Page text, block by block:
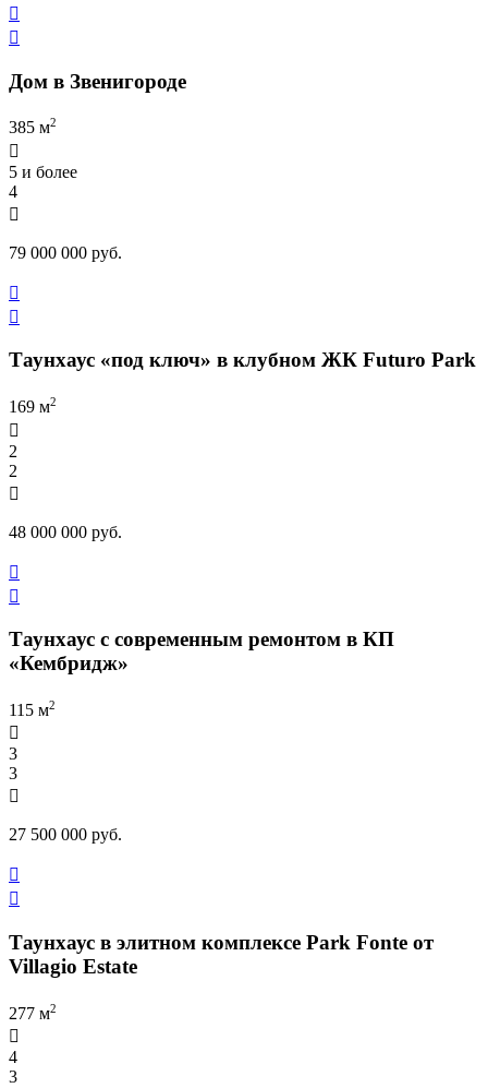


Дом в Звенигороде
385 м2

5 и более
4

79 000 000 руб.


Таунхаус «под ключ» в клубном ЖК Futuro Park
169 м2

2
2

48 000 000 руб.


Таунхаус с современным ремонтом в КП
«Кембридж»
115 м2

3
3

27 500 000 руб.


Таунхаус в элитном комплексе Park Fonte от
Villagio Estate
277 м2

4
3